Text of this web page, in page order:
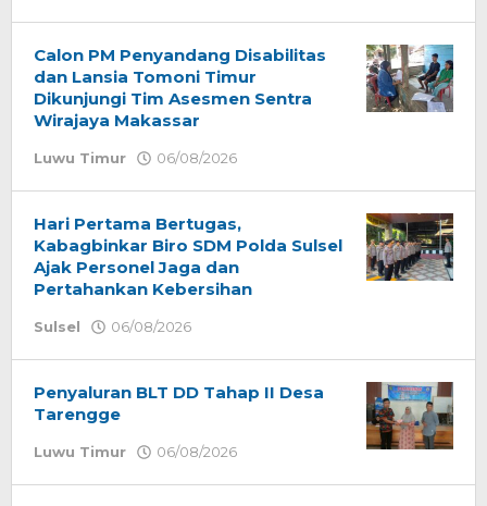
Calon PM Penyandang Disabilitas
dan Lansia Tomoni Timur
Dikunjungi Tim Asesmen Sentra
Wirajaya Makassar
Luwu Timur 06/08/2026
Hari Pertama Bertugas,
Kabagbinkar Biro SDM Polda Sulsel
Ajak Personel Jaga dan
Pertahankan Kebersihan
Sulsel 06/08/2026
Penyaluran BLT DD Tahap II Desa
Tarengge
Luwu Timur 06/08/2026